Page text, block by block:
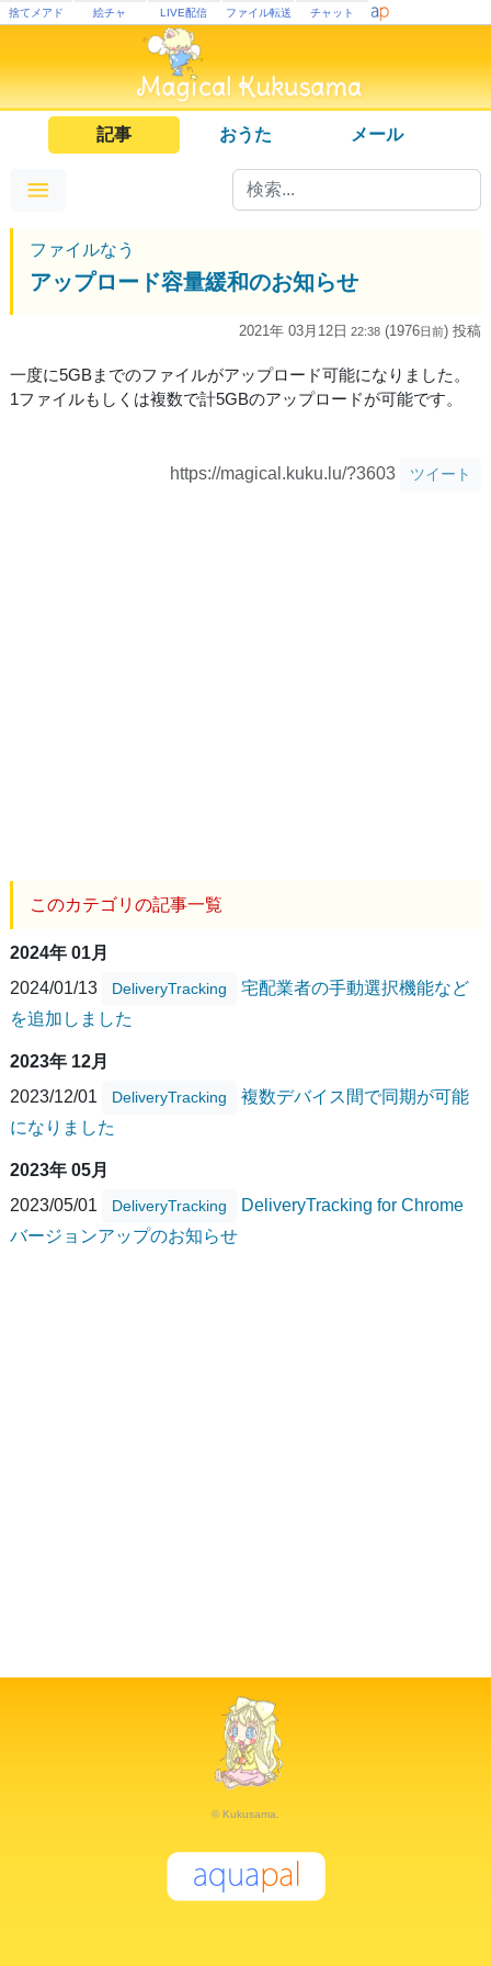
捨てメアド 絵チャ LIVE配信 ファイル転送 チャット
記事 おうた メール
ファイルなう
アップロード容量緩和のお知らせ
2021年 03月12日 22:38 (1976日前) 投稿
一度に5GBまでのファイルがアップロード可能になりました。
1ファイルもしくは複数で計5GBのアップロードが可能です。
https://magical.kuku.lu/?3603 ツイート
このカテゴリの記事一覧
2024年 01月
2024/01/13
DeliveryTracking
宅配業者の手動選択機能など
を追加しました
2023年 12月
2023/12/01
DeliveryTracking
複数デバイス間で同期が可能
になりました
2023年 05月
2023/05/01
DeliveryTracking
DeliveryTracking for Chrome
バージョンアップのお知らせ
© Kukusama.